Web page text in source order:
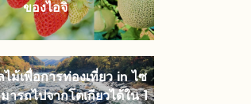
ของไอจิ
ม้เพื่อการท่องเที่ยว in ไซ
ารถไปจากโตเกียวได้ใน 1